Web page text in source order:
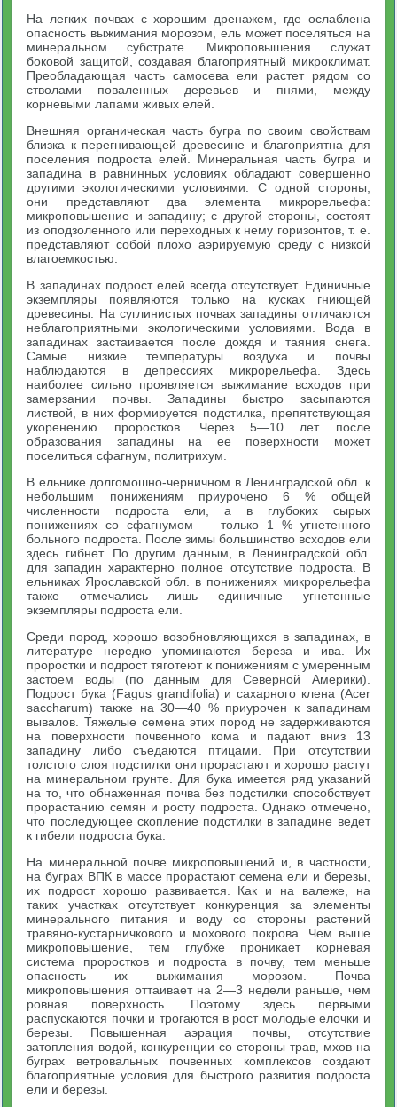
На легких почвах с хорошим дренажем, где ослаблена
опасность выжимания морозом, ель может поселяться на
минеральном субстрате. Микроповышения служат
боковой защитой, создавая благоприятный микроклимат.
Преобладающая часть самосева ели растет рядом со
стволами поваленных деревьев и пнями, между
корневыми лапами живых елей.
Внешняя органическая часть бугра по своим свойствам
близка к перегнивающей древесине и благоприятна для
поселения подроста елей. Минеральная часть бугра и
западина в равнинных условиях обладают совершенно
другими экологическими условиями. С одной стороны,
они представляют два элемента микрорельефа:
микроповышение и западину; с другой стороны, состоят
из оподзоленного или переходных к нему горизонтов, т. е.
представляют собой плохо аэрируемую среду с низкой
влагоемкостью.
В западинах подрост елей всегда отсутствует. Единичные
экземпляры появляются только на кусках гниющей
древесины. На суглинистых почвах западины отличаются
неблагоприятными экологическими условиями. Вода в
западинах застаивается после дождя и таяния снега.
Самые низкие температуры воздуха и почвы
наблюдаются в депрессиях микрорельефа. Здесь
наиболее сильно проявляется выжимание всходов при
замерзании почвы. Западины быстро засыпаются
листвой, в них формируется подстилка, препятствующая
укоренению проростков. Через 5—10 лет после
образования западины на ее поверхности может
поселиться сфагнум, политрихум.
В ельнике долгомошно-черничном в Ленинградской обл. к
небольшим понижениям приурочено 6 % общей
численности подроста ели, а в глубоких сырых
понижениях со сфагнумом — только 1 % угнетенного
больного подроста. После зимы большинство всходов ели
здесь гибнет. По другим данным, в Ленинградской обл.
для западин характерно полное отсутствие подроста. В
ельниках Ярославской обл. в понижениях микрорельефа
также отмечались лишь единичные угнетенные
экземпляры подроста ели.
Среди пород, хорошо возобновляющихся в западинах, в
литературе нередко упоминаются береза и ива. Их
проростки и подрост тяготеют к понижениям с умеренным
застоем воды (по данным для Северной Америки).
Подрост бука (Fagus grandifolia) и сахарного клена (Acer
saccharum) также на 30—40 % приурочен к западинам
вывалов. Тяжелые семена этих пород не задерживаются
на поверхности почвенного кома и падают вниз 13
западину либо съедаются птицами. При отсутствии
толстого слоя подстилки они прорастают и хорошо растут
на минеральном грунте. Для бука имеется ряд указаний
на то, что обнаженная почва без подстилки способствует
прорастанию семян и росту подроста. Однако отмечено,
что последующее скопление подстилки в западине ведет
к гибели подроста бука.
На минеральной почве микроповышений и, в частности,
на буграх ВПК в массе прорастают семена ели и березы,
их подрост хорошо развивается. Как и на валеже, на
таких участках отсутствует конкуренция за элементы
минерального питания и воду со стороны растений
травяно-кустарничкового и мохового покрова. Чем выше
микроповышение, тем глубже проникает корневая
система проростков и подроста в почву, тем меньше
опасность их выжимания морозом. Почва
микроповышения оттаивает на 2—3 недели раньше, чем
ровная поверхность. Поэтому здесь первыми
распускаются почки и трогаются в рост молодые елочки и
березы. Повышенная аэрация почвы, отсутствие
затопления водой, конкуренции со стороны трав, мхов на
буграх ветровальных почвенных комплексов создают
благоприятные условия для быстрого развития подроста
ели и березы.